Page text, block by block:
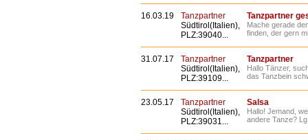
16.03.19
Tanzpartner
Südtirol(Italien),
PLZ:39040...
Tanzpartner
Mache gerade
finden, der gern
31.07.17
Tanzpartner
Südtirol(Italien),
PLZ:39109...
Tanzpartner
Hallo Tänzer,
das Tanzbein
23.05.17
Tanzpartner
Südtirol(Italien),
PLZ:39031...
Salsa
Hallo! Jemand,
andere Tanze?